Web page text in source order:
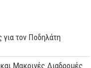
τον Ποδηλάτη
Μακρινές Διαδρομές